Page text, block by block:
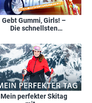
Gebt Gummi, Girls! –
Die schnellsten
Welt
Mein perfekter Skitag